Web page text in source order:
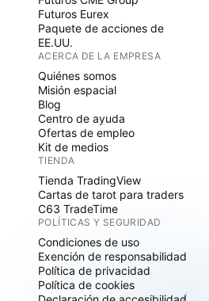
Futuros Eurex
Paquete de acciones de
EE.UU.
ACERCA DE LA EMPRESA
Quiénes somos
Misión espacial
Blog
Centro de ayuda
Ofertas de empleo
Kit de medios
TIENDA
Tienda TradingView
Cartas de tarot para traders
C63 TradeTime
POLÍTICAS Y SEGURIDAD
Condiciones de uso
Exención de responsabilidad
Política de privacidad
Política de cookies